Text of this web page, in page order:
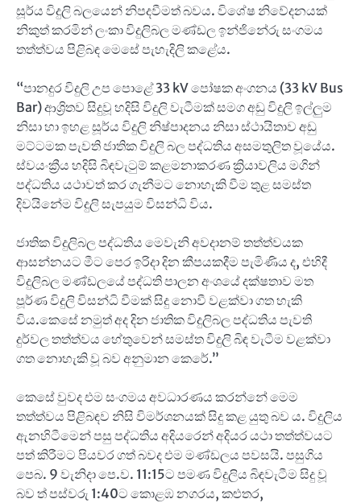
සූර්ය විදුලි බලයෙන් නිපදවීමත් බවය. විශේෂ නිවේදනයක්
නිකුත් කරමින් ලංකා විදුලිබල මණ්ඩල ඉන්ජිනේරු සංගමය
තත්ත්වය පිළිබඳ මෙසේ පැහැදිලි කළේය.
“පානදුර විදුලි උප පොළේ 33 kV පෝෂක අංගනය (33 kV Bus
Bar) ආශ්‍රිතව සිදුවූ හදිසි විදුලි වැටීමක් සමග අඩු විදුලි ඉල්ලුම
නිසා හා ඉහළ සූර්ය විදුලි නිෂ්පාදනය නිසා ස්ථායිතාව අඩු
මට්ටමක පැවති ජාතික විදුලි බල පද්ධතිය අසමතුලිත වූයේය.
ස්වයංක්‍රීය හදිසි බිඳවැටුම් කළමනාකරණ ක්‍රියාවලිය මගින්
පද්ධතිය යථාවත් කර ගැනීමට නොහැකි වීම තුළ සමස්ත
දිවයිනේම විදුලි සැපයුම විසන්ධි විය.
ජාතික විදුලිබල පද්ධතිය මෙවැනි අවදානම් තත්ත්වයක
ආසන්නයට මීට පෙර ඉරිදා දින කීපයකදීම පැමිණිය ද, එහිදී
විදුලිබල මණ්ඩලයේ පද්ධති පාලන අංශයේ දක්ෂතාව මත
පූර්ණ විදුලි විසන්ධි වීමක් සිදු නොවී වළක්වා ගත හැකි
විය.කෙසේ නමුත් අද දින ජාතික විදුලිබල පද්ධතිය පැවති
දුර්වල තත්ත්වය හේතුවෙන් සමස්ත විදුලි බිඳ වැටීම වළක්වා
ගත නොහැකි වූ බව අනුමාන කෙරේ.”
කෙසේ වුවද එම සංගමය අවධාරණය කරන්නේ මෙම
තත්ත්වය පිළිබඳව නිසි විමර්ශනයක් සිදු කළ යුතු බව ය. විදුලිය
ඇනහිටීමෙන් පසු පද්ධතිය අදියරෙන් අදියර යථා තත්ත්වයට
පත් කිරීමට පියවර ගත් බවද එම මණ්ඩලය පවසයි. පසුගිය
පෙබ. 9 වැනිදා පෙ.ව. 11:15ට පමණ විදුලිය බිඳවැටීම සිදු වූ
බව ත් පස්වරු 1:40ට කොළඹ නගරය, කළුතර,